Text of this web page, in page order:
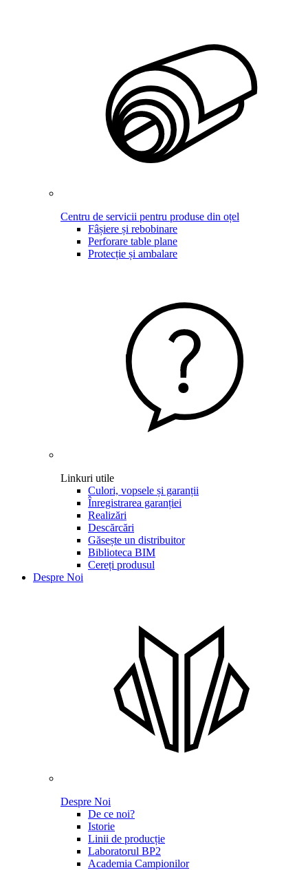
Centru de servicii pentru produse din oțel
Fâșiere și rebobinare
Perforare table plane
Protecție și ambalare
Linkuri utile
Culori, vopsele și garanții
Înregistrarea garanției
Realizări
Descărcări
Găsește un distribuitor
Biblioteca BIM
Cereți produsul
Despre Noi
Despre Noi
De ce noi?
Istorie
Linii de producție
Laboratorul BP2
Academia Campionilor